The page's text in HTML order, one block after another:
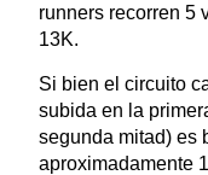
runners recorren 5
13K.
Si bien el circuito
subida en la
segunda mitad) es
aproximadamente